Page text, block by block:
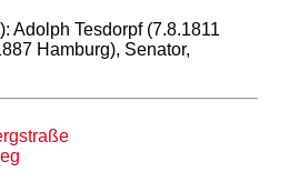
Adolph Tesdorpf (7.8.1811
Hamburg), Senator,